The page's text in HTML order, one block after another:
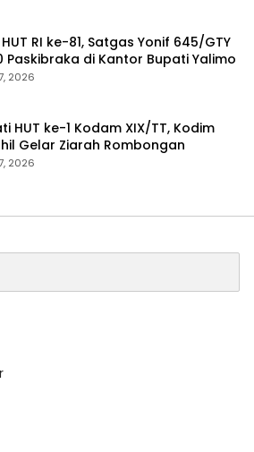
RI ke-81, Satgas Yonif 645/GTY
Paskibraka di Kantor Bupati Yalimo
2026
HUT ke-1 Kodam XIX/TT, Kodim
Gelar Ziarah Rombongan
2026